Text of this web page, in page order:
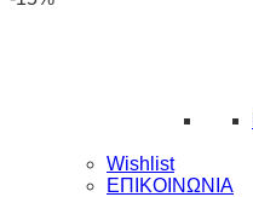
Wishlist
ΕΠΙΚΟΙΝΩΝΙΑ